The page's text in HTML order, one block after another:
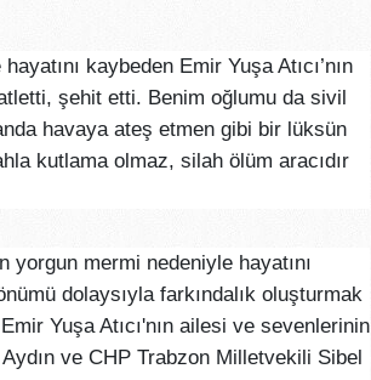
kaybeden Emir Yuşa Atıcı’nın
şehit etti. Benim oğlumu da sivil
havaya ateş etmen gibi bir lüksün
kutlama olmaz, silah ölüm aracıdır
yorgun mermi nedeniyle hayatını
dolaysıyla farkındalık oluşturmak
Yuşa Atıcı'nın ailesi ve sevenlerinin
ve CHP Trabzon Milletvekili Sibel